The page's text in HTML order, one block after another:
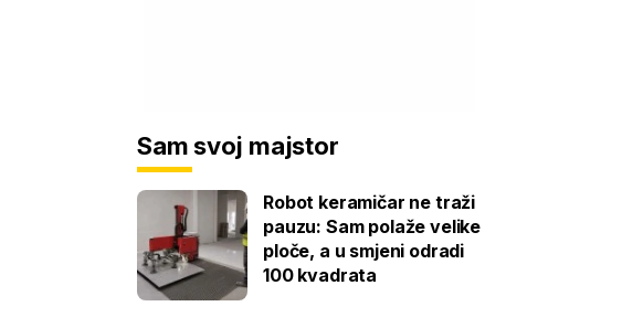
Sam svoj majstor
Robot keramičar ne traži
pauzu: Sam polaže velike
ploče, a u smjeni odradi
100 kvadrata